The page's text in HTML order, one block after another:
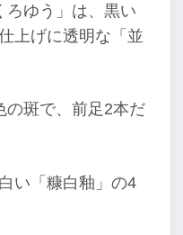
ろゆう」は、黒い
上げに透明な「並
の斑で、前足2本だ
い「糠白釉」の4